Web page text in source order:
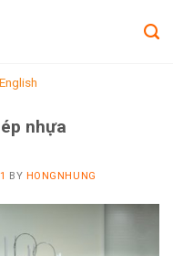
English
nhựa
BY HONGNHUNG